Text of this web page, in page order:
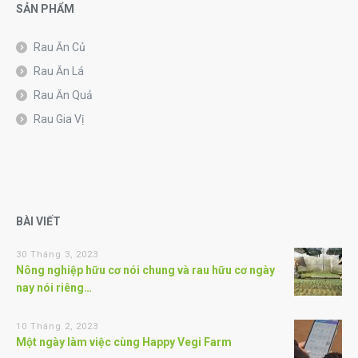
SẢN PHẨM
Rau Ăn Củ
Rau Ăn Lá
Rau Ăn Quả
Rau Gia Vị
BÀI VIẾT
30 Tháng 3, 2023
Nông nghiệp hữu cơ nói chung và rau hữu cơ ngày
nay nói riêng…
10 Tháng 2, 2023
Một ngày làm việc cùng Happy Vegi Farm